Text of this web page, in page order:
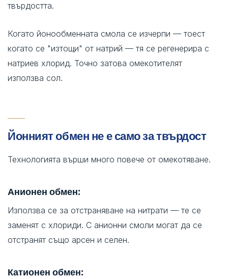
твърдостта.
Когато йонообменната смола се изчерпи — тоест
когато се "изтощи" от натрий — тя се регенерира с
натриев хлорид. Точно затова омекотителят
използва сол.
Йонният обмен не е само за твърдост
Технологията върши много повече от омекотяване.
Анионен обмен:
Използва се за отстраняване на нитрати — те се
заменят с хлориди. С анионни смоли могат да се
отстранят също арсен и селен.
Катионен обмен: